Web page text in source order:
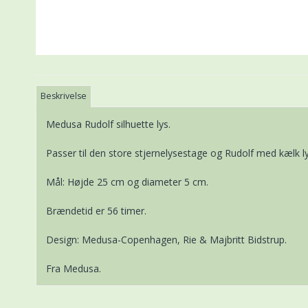
Beskrivelse
Medusa Rudolf silhuette lys.
Passer til den store stjernelysestage og Rudolf med kælk
Mål: Højde 25 cm og diameter 5 cm.
Brændetid er 56 timer.
Design: Medusa-Copenhagen, Rie & Majbritt Bidstrup.
Fra Medusa.